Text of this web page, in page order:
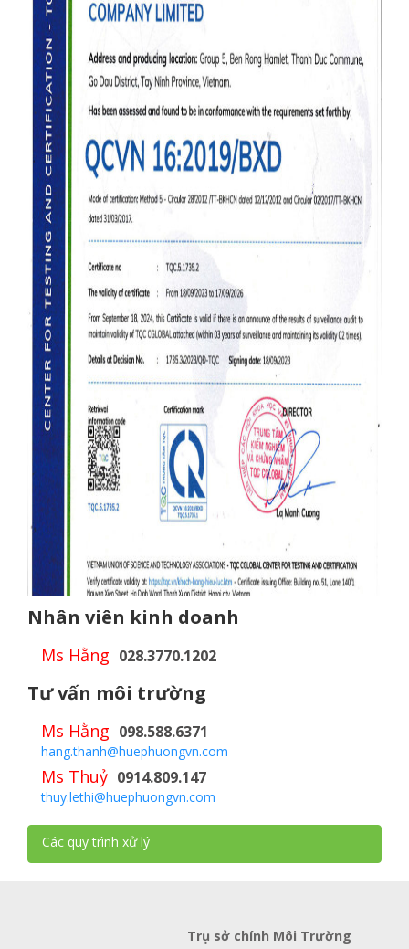
Nhân viên kinh doanh
Ms Hằng 028.3770.1202
Tư vấn môi trường
Ms Hằng 098.588.6371
hang.thanh@huephuongvn.com
Ms Thuỷ 0914.809.147
thuy.lethi@huephuongvn.com
Các quy trình xử lý
Trụ sở chính Môi Trường